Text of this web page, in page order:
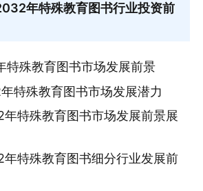
年特殊教育图书行业投资前
特殊教育图书市场发展前景
特殊教育图书市场发展潜力
年特殊教育图书市场发展前景展
年特殊教育图书细分行业发展前